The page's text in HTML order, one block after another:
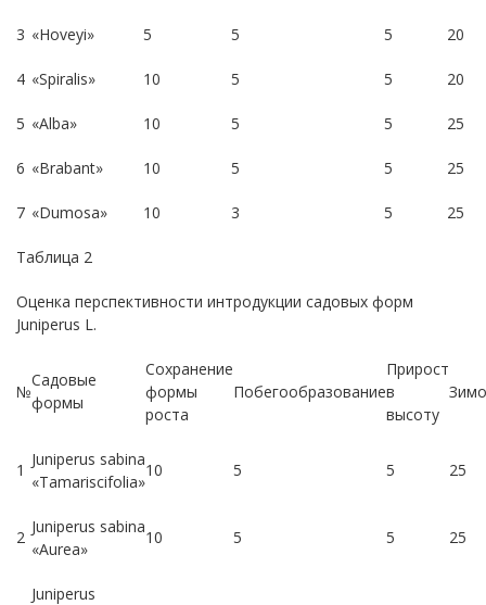
3 «Hoveyi» 5 5 5 20
4 «Spiralis» 10 5 5 20
5 «Alba» 10 5 5 25
6 «Brabant» 10 5 5 25
7 «Dumosa» 10 3 5 25
Таблица 2
Оценка перспективности интродукции садовых форм
Juniperus L.
№
Садовые
формы
Сохранение
формы
роста
Побегообразование
Прирост
в
высоту
1
Juniperus sabina
«Tamariscifolia»
10 5 5 25
2
Juniperus sabina
«Aurea»
10 5 5 25
Juniperus